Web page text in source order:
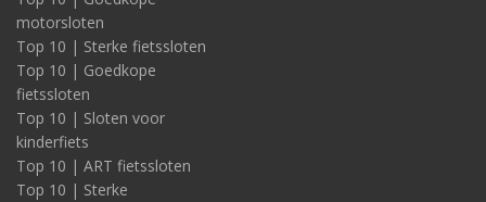
motorsloten
Top 10 | Sterke fietssloten
Top 10 | Goedkope
fietssloten
Top 10 | Sloten voor
kinderfiets
Top 10 | ART fietssloten
Top 10 | Sterke